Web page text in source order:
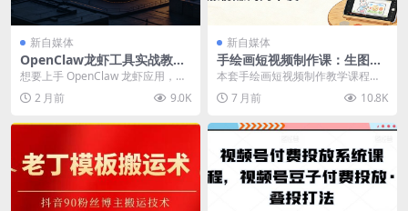
新自媒体
OpenClaw龙虾工具实战教
程：从零搭建环境，打通微信
飞书小红书全场景落地玩法
想要上手 OpenClaw 龙虾应用，实
现多平台自动化操作却不知如何部
署配置？本...
2 月前 9.0K
新自媒体
手绘画短视频制作课：生图生
视频+文案改写+剪映变现，涨
粉赚钱两不误
本套手绘画短视频制作教学课程，
专为想抢占平台热门赛道、实现涨
粉变现的创作者打造。...
7 月前 10.8K